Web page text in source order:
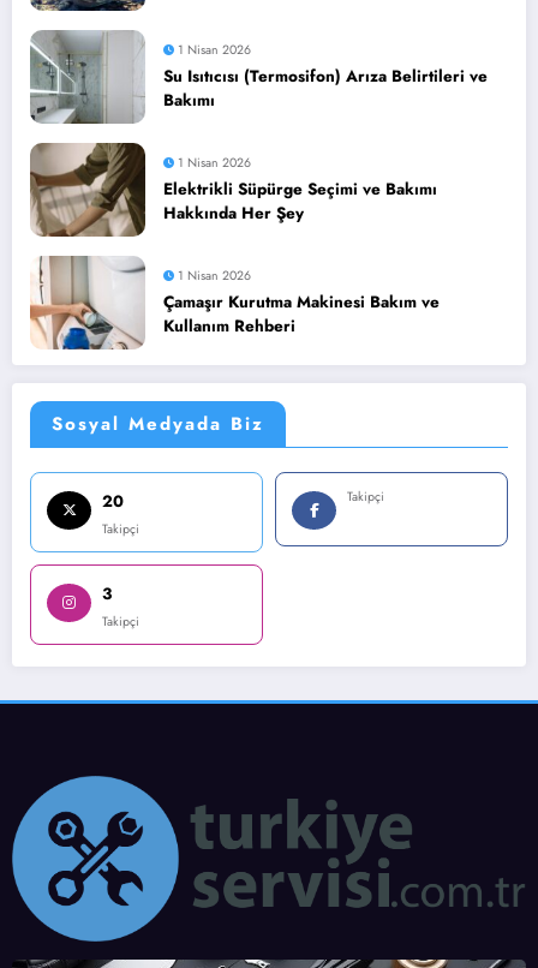
1 Nisan 2026
Su Isıtıcısı (Termosifon) Arıza Belirtileri ve
Bakımı
1 Nisan 2026
Elektrikli Süpürge Seçimi ve Bakımı
Hakkında Her Şey
1 Nisan 2026
Çamaşır Kurutma Makinesi Bakım ve
Kullanım Rehberi
Sosyal Medyada Biz
20
Takipçi
Takipçi
3
Takipçi